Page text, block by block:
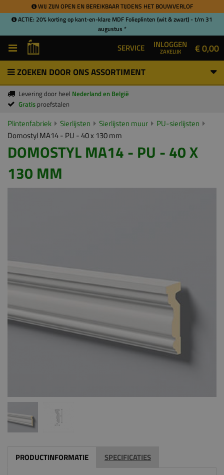
WIJ ZIJN OPEN EN BEREIKBAAR TIJDENS HET BOUWVERLOF
ACTIE: 20% korting op kant-en-klare MDF Folieplinten (wit & zwart) - t/m 31
augustus *
SERVICE INLOGGEN
ZAKELIJK € 0,00
ZOEKEN DOOR ONS ASSORTIMENT
Levering door heel Nederland en België
Gratis proefstalen
Plintenfabriek Sierlijsten Sierlijsten muur
PU-sierlijsten
Domostyl MA14 - PU - 40 x 130 mm
DOMOSTYL MA14 - PU - 40 X
130 MM
PRODUCTINFORMATIE SPECIFICATIES